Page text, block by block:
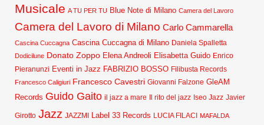
Musicale A TU PER TU Blue Note di Milano Camera del Lavoro
Camera del Lavoro di Milano Carlo Cammarella
Cascina Cuccagna Cascina Cuccagna di Milano Daniela Spalletta
Dodicilune Donato Zoppo Elena Andreoli Elisabetta Guido Enrico
Pieranunzi Eventi in Jazz FABRIZIO BOSSO Filibusta Records
Francesco Caligiuri Francesco Cavestri Giovanni Falzone GleAM
Records Guido Gaito il jazz a mare Il rito del jazz Iseo Jazz Javier
Girotto Jazz JAZZMI Label 33 Records LUCIA FILACI MAFALDA